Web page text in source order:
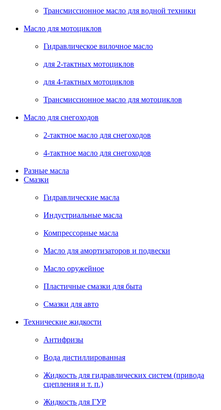
Трансмиссионное масло для водной техники
Масло для мотоциклов
Гидравлическое вилочное масло
для 2-тактных мотоциклов
для 4-тактных мотоциклов
Трансмиссионное масло для мотоциклов
Масло для снегоходов
2-тактное масло для снегоходов
4-тактное масло для снегоходов
Разные масла
Смазки
Гидравлические масла
Индустриальные масла
Компрессорные масла
Масло для амортизаторов и подвески
Масло оружейное
Пластичные смазки для быта
Смазки для авто
Технические жидкости
Антифризы
Вода дистиллированная
Жидкость для гидравлических систем (привода
сцепления и т. п.)
Жидкость для ГУР